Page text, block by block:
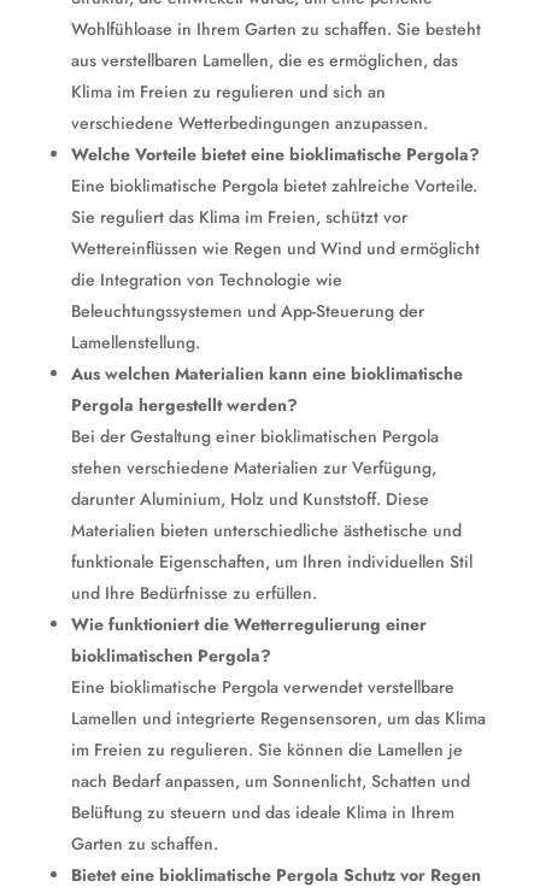
Wohlfühloase in Ihrem Garten zu schaffen. Sie besteht
aus verstellbaren Lamellen, die es ermöglichen, das
Klima im Freien zu regulieren und sich an
verschiedene Wetterbedingungen anzupassen.
Welche Vorteile bietet eine bioklimatische Pergola?
Eine bioklimatische Pergola bietet zahlreiche Vorteile.
Sie reguliert das Klima im Freien, schützt vor
Wettereinflüssen wie Regen und Wind und ermöglicht
die Integration von Technologie wie
Beleuchtungssystemen und App-Steuerung der
Lamellenstellung.
Aus welchen Materialien kann eine bioklimatische
Pergola hergestellt werden?
Bei der Gestaltung einer bioklimatischen Pergola
stehen verschiedene Materialien zur Verfügung,
darunter Aluminium, Holz und Kunststoff. Diese
Materialien bieten unterschiedliche ästhetische und
funktionale Eigenschaften, um Ihren individuellen Stil
und Ihre Bedürfnisse zu erfüllen.
Wie funktioniert die Wetterregulierung einer
bioklimatischen Pergola?
Eine bioklimatische Pergola verwendet verstellbare
Lamellen und integrierte Regensensoren, um das Klima
im Freien zu regulieren. Sie können die Lamellen je
nach Bedarf anpassen, um Sonnenlicht, Schatten und
Belüftung zu steuern und das ideale Klima in Ihrem
Garten zu schaffen.
Bietet eine bioklimatische Pergola Schutz vor Regen